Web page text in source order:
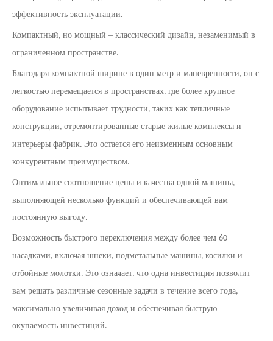
эффективность эксплуатации.
Компактный, но мощный – классический дизайн, незаменимый в
ограниченном пространстве.
Благодаря компактной ширине в один метр и маневренности, он с
легкостью перемещается в пространствах, где более крупное
оборудование испытывает трудности, таких как тепличные
конструкции, отремонтированные старые жилые комплексы и
интерьеры фабрик. Это остается его неизменным основным
конкурентным преимуществом.
Оптимальное соотношение цены и качества одной машины,
выполняющей несколько функций и обеспечивающей вам
постоянную выгоду.
Возможность быстрого переключения между более чем 60
насадками, включая шнеки, подметальные машины, косилки и
отбойные молотки. Это означает, что одна инвестиция позволит
вам решать различные сезонные задачи в течение всего года,
максимально увеличивая доход и обеспечивая быструю
окупаемость инвестиций.